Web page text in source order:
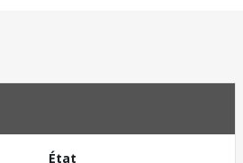
État